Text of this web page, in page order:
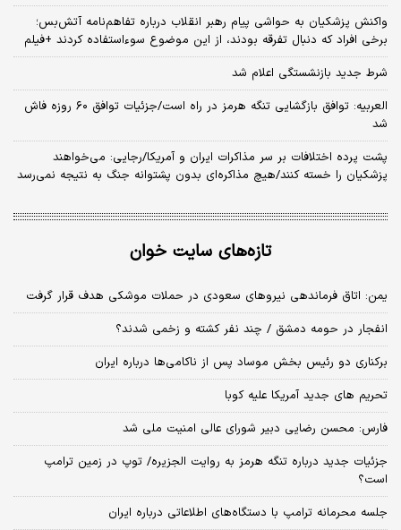
واکنش پزشکیان به حواشی پیام رهبر انقلاب درباره تفاهم‌نامه آتش‌بس؛
برخی افراد که دنبال تفرقه بودند، از این موضوع سوءاستفاده کردند +فیلم
شرط جدید بازنشستگی اعلام شد
العربیه: توافق بازگشایی تنگه هرمز در راه است/جزئیات توافق ۶۰ روزه فاش
شد
پشت پرده اختلافات بر سر مذاکرات ایران و آمریکا/رجایی: می‌خواهند
پزشکیان را خسته کنند/هیچ مذاکره‌ای بدون پشتوانه جنگ به نتیجه نمی‌رسد
تازه‌های سایت خوان
یمن: اتاق فرماندهی نیروهای سعودی در حملات موشکی هدف قرار گرفت
انفجار در حومه دمشق / چند نفر کشته و زخمی شدند؟
برکناری دو رئیس بخش موساد پس از ناکامی‌ها درباره ایران
تحریم های جدید آمریکا علیه کوبا
فارس: محسن رضایی دبیر شورای عالی امنیت ملی شد
جزئیات جدید درباره تنگه هرمز به روایت الجزیره/ توپ در زمین ترامپ
است؟
جلسه محرمانه ترامپ با دستگاه‌های اطلاعاتی درباره ایران